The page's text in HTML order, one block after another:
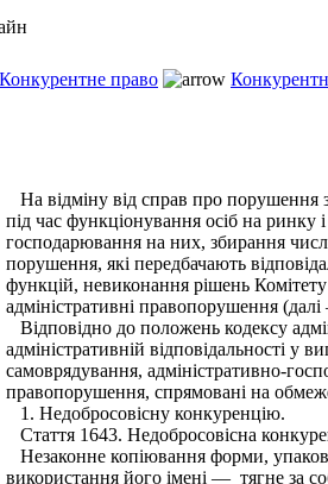
Конкурентне право
На відміну від справ про порушення
під час функціонування осіб на ринку
господарювання на них, збирання
порушення, які передбачають
функцій, невиконання рішень
адміністративні правопорушення
Відповідно до положень кодексу
адміністративній відповідальності у
самоврядування, адміністративно-
правопорушення, спрямовані на
1. Недобросовісну конкуренцію.
Стаття 1643. Недобросовісна
Незаконне копіювання форми,
використання його імені — тягне за